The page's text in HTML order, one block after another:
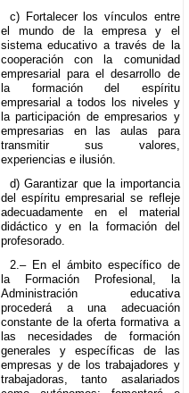
c) Fortalecer los vínculos entre
el mundo de la empresa y el
sistema educativo a través de la
cooperación con la comunidad
empresarial para el desarrollo de
la formación del espíritu
empresarial a todos los niveles y
la participación de empresarios y
empresarias en las aulas para
transmitir sus valores,
experiencias e ilusión.
d) Garantizar que la importancia
del espíritu empresarial se refleje
adecuadamente en el material
didáctico y en la formación del
profesorado.
2.– En el ámbito específico de
la Formación Profesional, la
Administración educativa
procederá a una adecuación
constante de la oferta formativa a
las necesidades de formación
generales y específicas de las
empresas y de los trabajadores y
trabajadoras, tanto asalariados